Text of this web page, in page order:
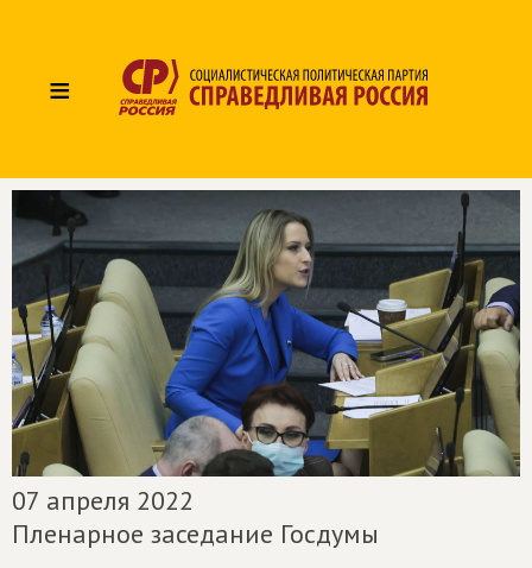
≡
07 апреля 2022
Пленарное заседание Госдумы